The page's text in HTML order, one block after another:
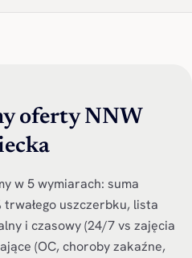
oferty NNW
w 5 wymiarach: suma
trwałego uszczerbku, lista
i czasowy (24/7 vs zajęcia
(OC, choroby zakaźne,